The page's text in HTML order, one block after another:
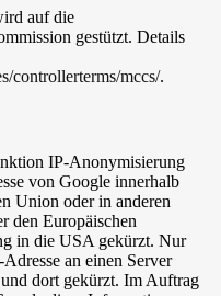
auf die
gestützt. Details
controllerterms/mccs/.
IP-Anonymisierung
von Google innerhalb
Union oder in anderen
den Europäischen
in die USA gekürzt. Nur
an einen Server
dort gekürzt. Im Auftrag